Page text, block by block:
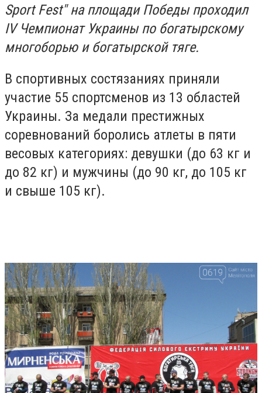
Sport Fest" на площади Победы проходил
IV Чемпионат Украины по богатырскому
многоборью и богатырской тяге.
В спортивных состязаниях приняли
участие 55 спортсменов из 13 областей
Украины. За медали престижных
соревнований боролись атлеты в пяти
весовых категориях: девушки (до 63 кг и
до 82 кг) и мужчины (до 90 кг, до 105 кг
и свыше 105 кг).